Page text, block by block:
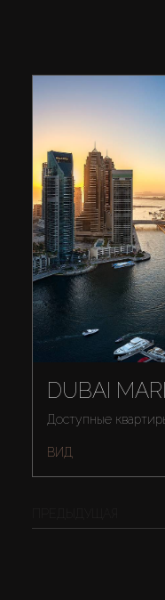
DUBAI
Доступные
ВИД